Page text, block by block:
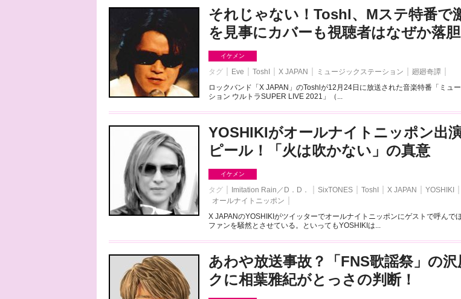
それじゃない！Toshl、Mステ特番で
を見事にカバーも視聴者はなぜか落胆
イケメン
タグ Eve ToshI X JAPAN ミュージックステーション
廻廻奇譚
ロックバンド「X JAPAN」のToshlが12月24日に放送された音楽特番「ミュ
ション ウルトラSUPER LIVE 2021」（...
YOSHIKIがオールナイトニッポン出
ピール！「火は吹かない」の真意
イケメン
タグ Imitation Rain／D．D． SixTONES ToshI X JAPAN
YOSHIKI
オールナイトニッポン
X JAPANのYOSHIKIがツイッターでオールナイトニッポンにゲストで呼んで
ファンを騒然とさせている。といってもYOSHIKIは...
あわや放送事故？「FNS歌謡祭」の沢
クに相葉雅紀がとっさの判断！